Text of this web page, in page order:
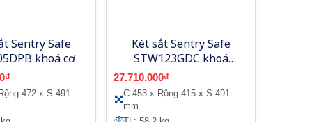
Sentry Safe
khoá cơ
472 x S 491
Két sắt Sentry Safe
STW123GDC khoá
điện tử
27.710.000₫
C 453 x Rộng 415 x S 491
mm